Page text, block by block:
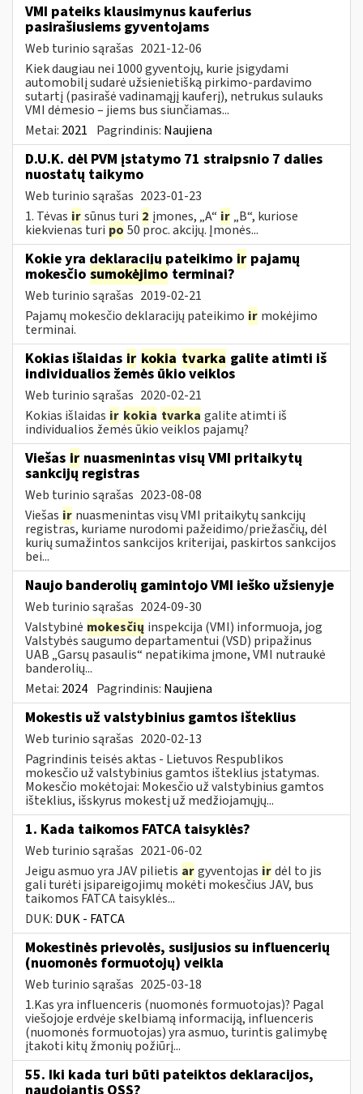
VMI pateiks klausimynus kauferius
pasirašiusiems gyventojams
Web turinio sąrašas 2021-12-06
Kiek daugiau nei 1000 gyventojų, kurie įsigydami
automobilį sudarė užsienietišką pirkimo-pardavimo
sutartį (pasirašė vadinamąjį kauferį), netrukus sulauks
VMI dėmesio – jiems bus siunčiamas...
Metai: 2021 Pagrindinis: Naujiena
D.U.K. dėl PVM įstatymo 71 straipsnio 7 dalies
nuostatų taikymo
Web turinio sąrašas 2023-01-23
1. Tėvas irsūnus turi 2 įmones, „A“ ir„B“, kuriose
kiekvienas turi po 50 proc. akcijų. Įmonės...
Kokie yra deklaracijų pateikimo ir pajamų
mokesčio sumokėjimo terminai?
Web turinio sąrašas 2019-02-21
Pajamų mokesčio deklaracijų pateikimo ir mokėjimo
terminai.
Kokias išlaidas ir kokia tvarka galite atimti iš
individualios žemės ūkio veiklos
Web turinio sąrašas 2020-02-21
Kokias išlaidas ir kokia tvarka galite atimti iš
individualios žemės ūkio veiklos pajamų?
Viešas ir nuasmenintas visų VMI pritaikytų
sankcijų registras
Web turinio sąrašas 2023-08-08
Viešas ir nuasmenintas visų VMI pritaikytų sankcijų
registras, kuriame nurodomi pažeidimo/priežasčių, dėl
kurių sumažintos sankcijos kriterijai, paskirtos sankcijos
bei...
Naujo banderolių gamintojo VMI ieško užsienyje
Web turinio sąrašas 2024-09-30
Valstybinė mokesčių inspekcija (VMI) informuoja, jog
Valstybės saugumo departamentui (VSD) pripažinus
UAB „Garsų pasaulis“ nepatikima įmone, VMI nutraukė
banderolių...
Metai: 2024 Pagrindinis: Naujiena
Mokestis už valstybinius gamtos išteklius
Web turinio sąrašas 2020-02-13
Pagrindinis teisės aktas - Lietuvos Respublikos
mokesčio už valstybinius gamtos išteklius įstatymas.
Mokesčio mokėtojai: Mokesčio už valstybinius gamtos
išteklius, išskyrus mokestį už medžiojamųjų...
1. Kada taikomos FATCA taisyklės?
Web turinio sąrašas 2021-06-02
Jeigu asmuo yra JAV pilietis argyventojas irdėl to jis
gali turėti įsipareigojimų mokėti mokesčius JAV, bus
taikomos FATCA taisyklės...
DUK: DUK - FATCA
Mokestinės prievolės, susijusios su influencerių
(nuomonės formuotojų) veikla
Web turinio sąrašas 2025-03-18
1.Kas yra influenceris (nuomonės formuotojas)? Pagal
viešojoje erdvėje skelbiamą informaciją, influenceris
(nuomonės formuotojas) yra asmuo, turintis galimybę
įtakoti kitų žmonių požiūrį...
55. Iki kada turi būti pateiktos deklaracijos,
naudojantis OSS?